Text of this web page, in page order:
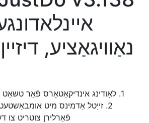
נאַוויגאַציע,
1. לאָודינג אינדיקאַטאָרס פֿאַר טשאַט לעצטיקע אַקטיוויטעט
2. זייַטל אַדמינס מיט
פֿאַרלירן צוטריט צו